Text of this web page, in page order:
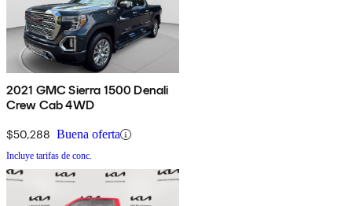
2021 GMC Sierra 1500 Denali
Crew Cab 4WD
$50,288 Buena oferta
Incluye tarifas de conc.